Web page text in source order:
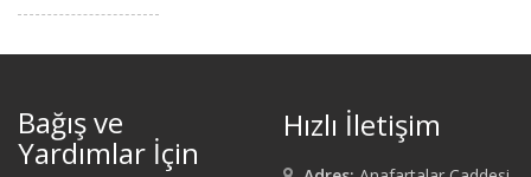
Bağış ve
Yardımlar İçin
Hızlı İletişim